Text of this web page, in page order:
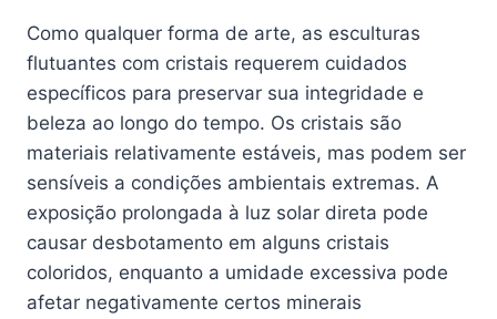
Como qualquer forma de arte, as esculturas
flutuantes com cristais requerem cuidados
específicos para preservar sua integridade e
beleza ao longo do tempo. Os cristais são
materiais relativamente estáveis, mas podem ser
sensíveis a condições ambientais extremas. A
exposição prolongada à luz solar direta pode
causar desbotamento em alguns cristais
coloridos, enquanto a umidade excessiva pode
afetar negativamente certos minerais